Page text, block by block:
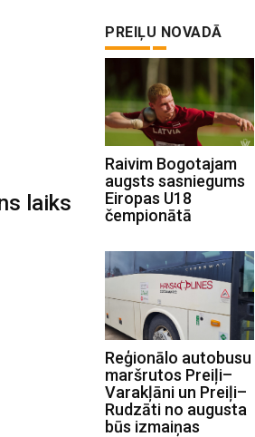
laiks
PREIĻU NOVADĀ
Raivim Bogotajam
augsts sasniegums
Eiropas U18
čempionātā
Reģionālo autobusu
maršrutos Preiļi–
Varakļāni un Preiļi–
Rudzāti no augusta
būs izmaiņas